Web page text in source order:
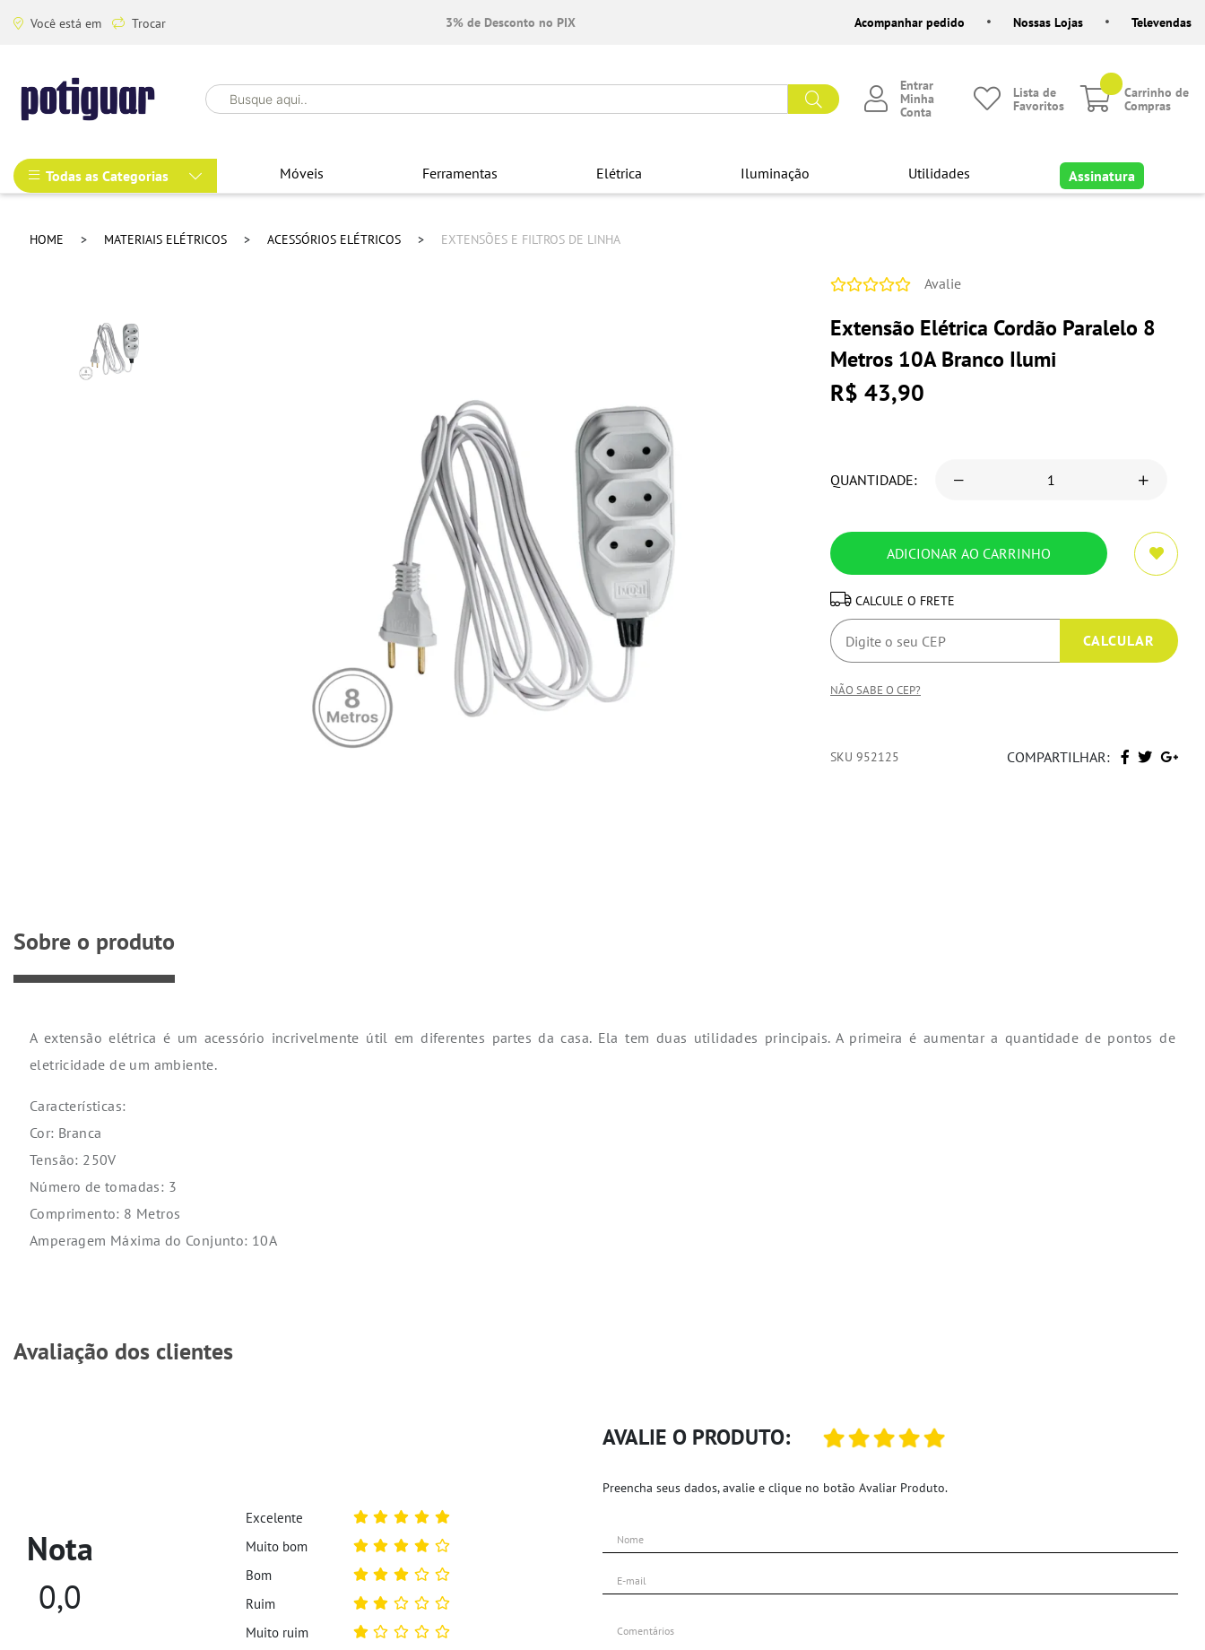
Você está em Trocar 3% de Desconto no PIX Acompanhar pedido Nossas Lojas Televendas
Entrar
Minha
Conta
Lista de
Favoritos
Carrinho de
Compras
Todas as Categorias Móveis Ferramentas Elétrica Iluminação Utilidades Assinatura
HOME MATERIAIS ELÉTRICOS ACESSÓRIOS ELÉTRICOS EXTENSÕES E FILTROS DE LINHA
Avalie
Extensão Elétrica Cordão Paralelo 8
Metros 10A Branco Ilumi
R$ 43,90
QUANTIDADE:
CALCULE O FRETE
NÃO SABE O CEP?
SKU 952125 COMPARTILHAR:
Sobre o produto
A extensão elétrica é um acessório incrivelmente útil em diferentes partes da casa. Ela tem duas utilidades principais. A primeira é aumentar a quantidade de pontos de
eletricidade de um ambiente.
Características:
Cor: Branca
Tensão: 250V
Número de tomadas: 3
Comprimento: 8 Metros
Amperagem Máxima do Conjunto: 10A
Avaliação dos clientes
AVALIE O PRODUTO:
Preencha seus dados, avalie e clique no botão Avaliar Produto.
Nota
0,0
Excelente
Muito bom
Bom
Ruim
Muito ruim